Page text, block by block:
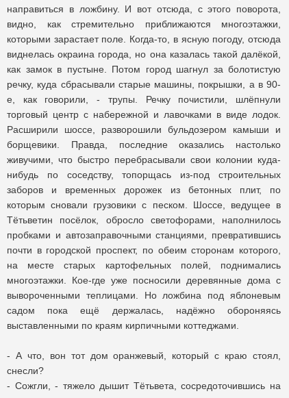
направиться в ложбину. И вот отсюда, с этого поворота,
видно, как стремительно приближаются многоэтажки,
которыми зарастает поле. Когда-то, в ясную погоду, отсюда
виднелась окраина города, но она казалась такой далёкой,
как замок в пустыне. Потом город шагнул за болотистую
речку, куда сбрасывали старые машины, покрышки, а в 90-
е, как говорили, - трупы. Речку почистили, шлёпнули
торговый центр с набережной и лавочками в виде лодок.
Расширили шоссе, разворошили бульдозером камыши и
борщевики. Правда, последние оказались настолько
живучими, что быстро перебрасывали свои колонии куда-
нибудь по соседству, топорщась из-под строительных
заборов и временных дорожек из бетонных плит, по
которым сновали грузовики с песком. Шоссе, ведущее в
Тётьветин посёлок, обросло светофорами, наполнилось
пробками и автозаправочными станциями, превратившись
почти в городской проспект, по обеим сторонам которого,
на месте старых картофельных полей, поднимались
многоэтажки. Кое-где уже посносили деревянные дома с
вывороченными теплицами. Но ложбина под яблоневым
садом пока ещё держалась, надёжно обороняясь
выставленными по краям кирпичными коттеджами.
- А что, вон тот дом оранжевый, который с краю стоял,
снесли?
- Сожгли, - тяжело дышит Тётьвета, сосредоточившись на